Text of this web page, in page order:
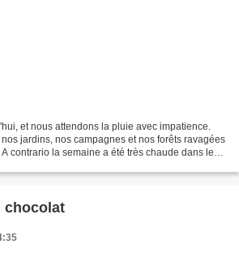
et nous attendons la pluie avec impatience.
jardins, nos campagnes et nos forêts ravagées
contrario la semaine a été très chaude dans le
chocolat